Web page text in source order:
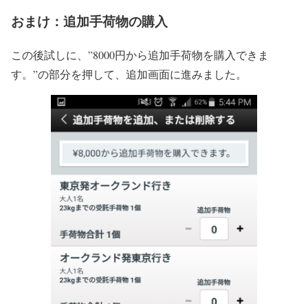
おまけ：追加手荷物の購入
この後試しに、”8000円から追加手荷物を購入できま
す。”の部分を押して、追加画面に進みました。